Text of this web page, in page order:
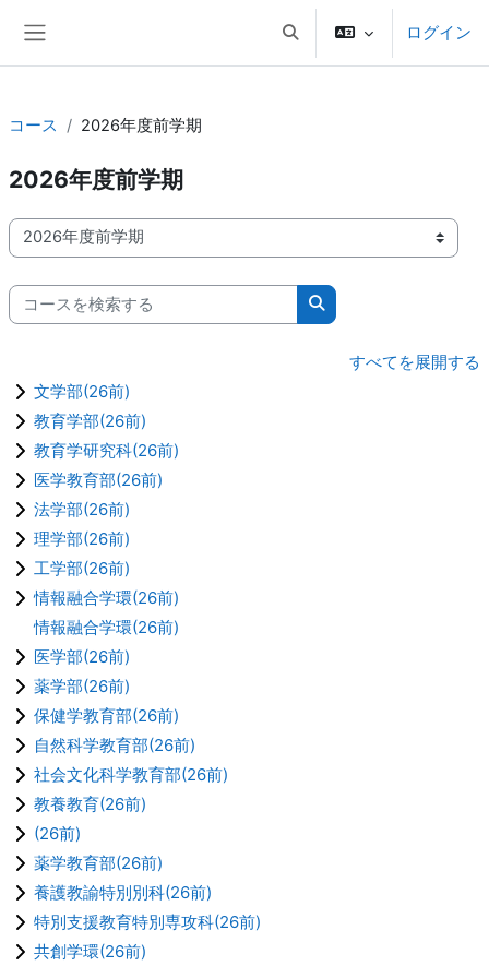
検索入力に切り替えるログイン
コース 2026年度前学期
2026年度前学期
コースカテゴリ
コースを検索する
コースを検索する
すべてを展開する
文学部(26前)
教育学部(26前)
教育学研究科(26前)
医学教育部(26前)
法学部(26前)
理学部(26前)
工学部(26前)
情報融合学環(26前)
情報融合学環(26前)
医学部(26前)
薬学部(26前)
保健学教育部(26前)
自然科学教育部(26前)
社会文化科学教育部(26前)
教養教育(26前)
(26前)
薬学教育部(26前)
養護教諭特別別科(26前)
特別支援教育特別専攻科(26前)
共創学環(26前)